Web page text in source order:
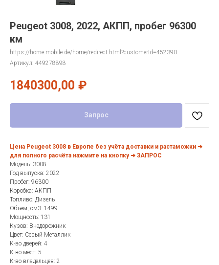
Peugeot 3008, 2022, АКПП, пробег 96300
км
https://home.mobile.de/home/redirect.html?customerId=452390
Артикул: 449278898
1840300,00 ₽
Запрос
Цена Peugeot 3008 в Европе без учёта доставки и растаможки ➜
для полного расчёта нажмите на кнопку ➜ ЗАПРОС
Модель: 3008
Год выпуска: 2022
Пробег: 96300
Коробка: АКПП
Топливо: Дизель
Объем, см3: 1499
Мощность: 131
Кузов: Внедорожник
Цвет: Серый Металлик
К-во дверей: 4
К-во мест: 5
К-во владельцев: 2